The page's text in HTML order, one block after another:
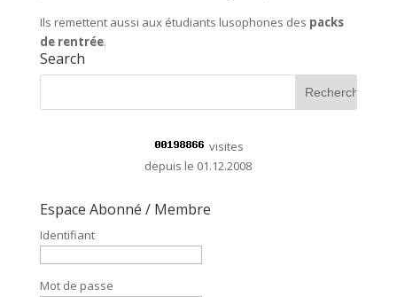
Ils remettent aussi aux étudiants lusophones des packs
de rentrée.
Search
visites
depuis le 01.12.2008
Espace Abonné / Membre
Identifiant
Mot de passe